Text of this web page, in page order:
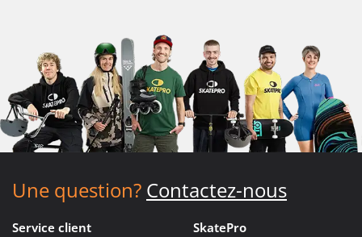
Une question? Contactez-nous
Service client SkatePro